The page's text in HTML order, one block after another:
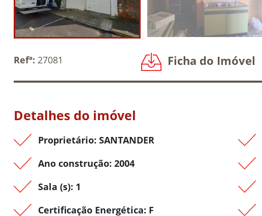
Refª: 27081 Ficha do Imóvel
Detalhes do imóvel
Proprietário: SANTANDER
Ano construção: 2004
Sala (s): 1
Certificação Energética: F